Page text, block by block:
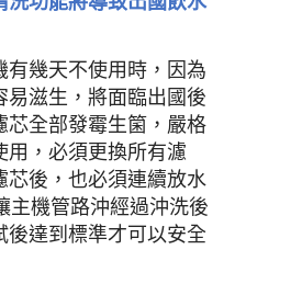
有幾天不使用時，因為
易滋生，將面臨出國後
芯全部發霉生箘，嚴格
用，必須更換所有濾
芯後，也必須連續放水
主機管路沖經過沖洗後
後達到標準才可以安全